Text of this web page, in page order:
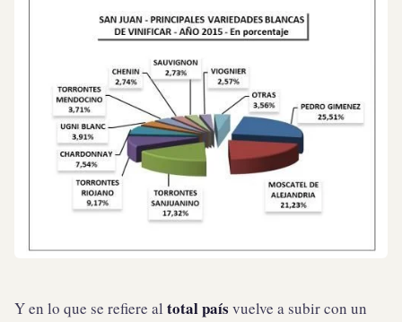
Y en lo que se refiere al total país vuelve a subir con un